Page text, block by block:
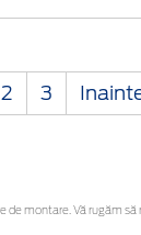
2 3
montare. Vă rugăm